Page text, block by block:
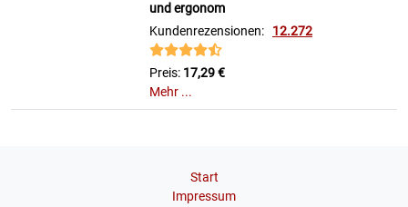
und ergonom
Kundenrezensionen: 12.272
Preis: 17,29 €
Mehr ...
Start
Impressum